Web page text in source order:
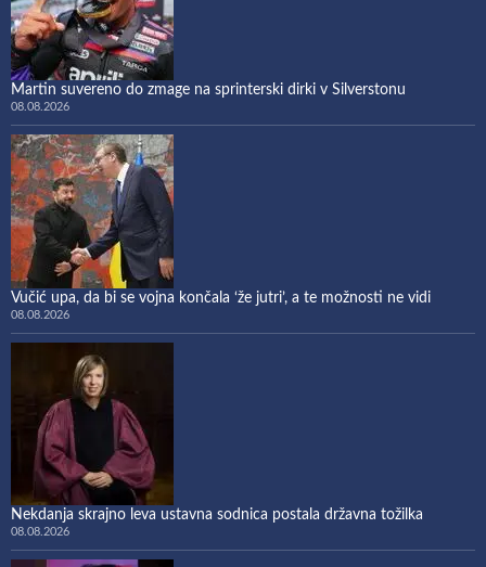
Martin suvereno do zmage na sprinterski dirki v Silverstonu
08.08.2026
Vučić upa, da bi se vojna končala ‘že jutri’, a te možnosti ne vidi
08.08.2026
Nekdanja skrajno leva ustavna sodnica postala državna tožilka
08.08.2026